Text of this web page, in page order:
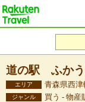
道の駅 ふか
エリア 青森県西
ジャンル 買う - 物産